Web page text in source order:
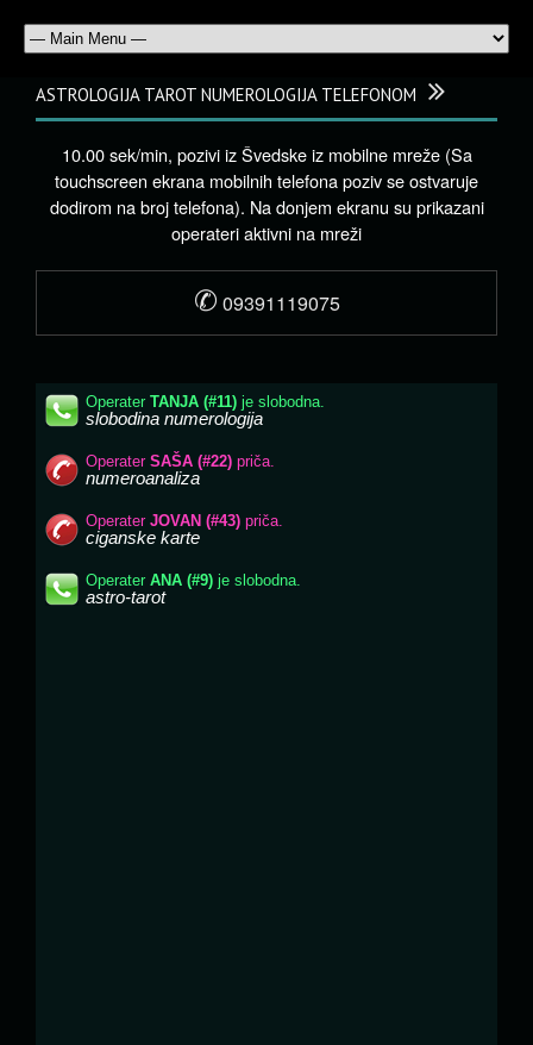
ASTROLOGIJA TAROT NUMEROLOGIJA TELEFONOM
10.00 sek/min, pozivi iz Švedske iz mobilne mreže (Sa
touchscreen ekrana mobilnih telefona poziv se ostvaruje
dodirom na broj telefona). Na donjem ekranu su prikazani
operateri aktivni na mreži
✆ 09391119075